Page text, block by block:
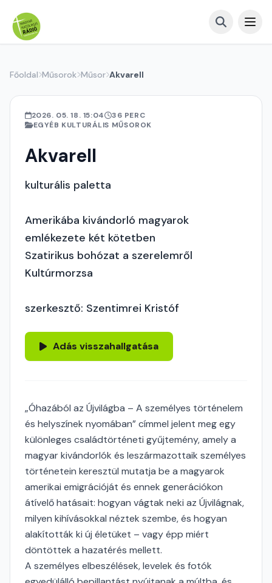
Főoldal Műsorok Műsor Akvarell
2026. 05. 18. 15:04
36 PERC
EGYÉB KULTURÁLIS MŰSOROK
Akvarell
kulturális paletta
Amerikába kivándorló magyarok
emlékezete két kötetben
Szatirikus bohózat a szerelemről
Kultúrmorzsa
szerkesztő: Szentimrei Kristóf
Adás visszahallgatása
„Óhazából az Újvilágba – A személyes történelem
és helyszínek nyomában” címmel jelent meg egy
különleges családtörténeti gyűjtemény, amely a
magyar kivándorlók és leszármazottaik személyes
történetein keresztül mutatja be a magyarok
amerikai emigrációját és ennek generációkon
átívelő hatásait: hogyan vágtak neki az Újvilágnak,
milyen kihívásokkal néztek szembe, és hogyan
alakították ki új életüket – vagy épp miért
döntöttek a hazatérés mellett.
A személyes elbeszélések, levelek és fotók